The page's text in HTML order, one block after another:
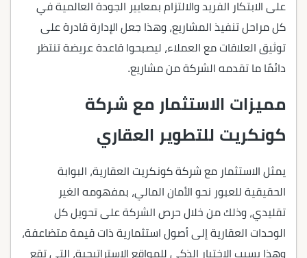
على الابتكار الفريد والالتزام بمعايير الجودة العالمية في
كل مراحل تنفيذ المشاريع، وهذا جعل الإدارة قادرة على
توثيق العلاقات مع العملاء، ليصبحوا قاعدة عريضة تنتظر
دائمًا ما تقدمه الشركة من مشاريع.
مميزات الاستثمار مع شركة
كونكريت للتطوير العقاري
يمثل الاستثمار مع شركة كونكريت العقارية، البوابة
الحقيقية للعبور نحو الأمان المالي، بمفهومه الغير
تقليدي، وذلك من خلال حرص الشركة على تحويل كل
الوحدات العقارية إلى أصول استثمارية ذات قيمة متضاعفة،
وهذا بسبب الاختيار الذكي للمواقع الاستراتيجية، التي تقع